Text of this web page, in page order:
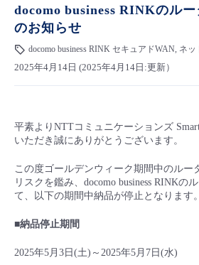
クラウド/サーバー
ネットワーク
モニタリング/監査
サポート
管理機能
すべてのメニューを見る
データ利活用
クラウド/サーバー
IoT
モニタリング/監査
サポート
管理機能
料金情報
料金シミュレーター
クラウド/サーバー
ネットワーク
IoT
モニタリング/監査
- 管理機能
■ セットアップガイド
- 新規お申し込み方法
- バックアップ
- セキュリティ・監査
- IoT
故障/メンテナンス情報
サービス稼働状況
故障/メンテナンス履歴
メンテナンス予定
販売パートナー向けプログラム
トレーニング/操作動画
docomo business RINKのル
のお知らせ
docomo business RINK セキュアドWAN, ネッ
2025年4月14日 (2025年4月14日:更新）
平素よりNTTコミュニケーションズ
いただき誠にありがとうございます。
この度ゴールデンウィーク期間中のルー
リスクを鑑み、 docomo business RINKの
て、以下の期間中納品が停止となります。
■納品停止期間
2025年5月 3 日(土)～2025年5月 7 日 (水)